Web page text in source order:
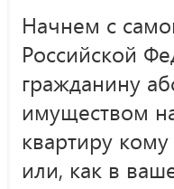
Начнем с
Российской
гражданину
имуществом
квартиру
или, как в